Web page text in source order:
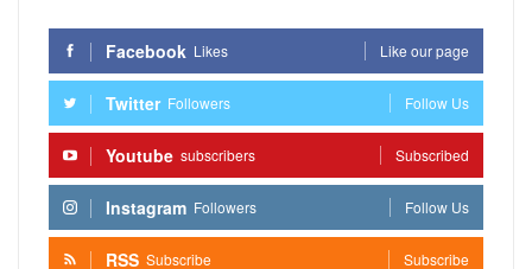
Facebook Likes Like our page
Twitter Followers Follow Us
Youtube subscribers Subscribed
Instagram Followers Follow Us
RSS Subscribe Subscribe